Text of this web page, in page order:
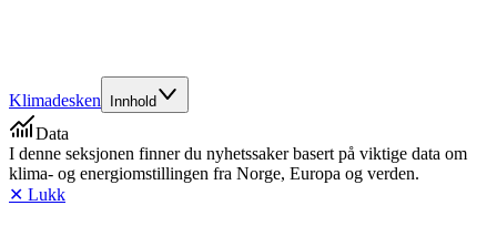
Klimadesken Innhold
Data
I denne seksjonen finner du nyhetssaker basert på viktige data om
klima- og energiomstillingen fra Norge, Europa og verden.
✕ Lukk